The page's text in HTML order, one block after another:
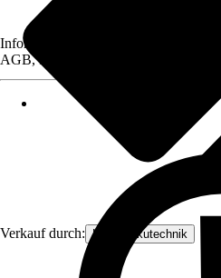
Verkauf durch: HKM-Akkutechnik
Informationen des Verkäufers, wie z.
AGB, finden Sie bei Klick auf den